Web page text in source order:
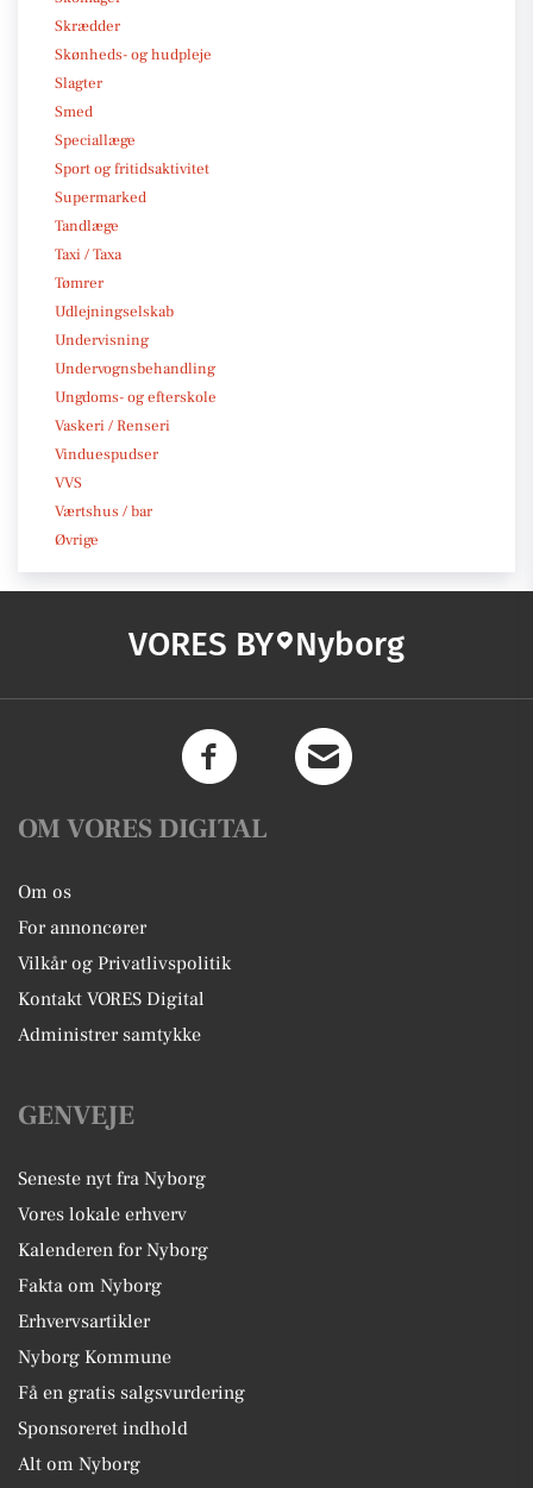
Skrædder
Skønheds- og hudpleje
Slagter
Smed
Speciallæge
Sport og fritidsaktivitet
Supermarked
Tandlæge
Taxi / Taxa
Tømrer
Udlejningselskab
Undervisning
Undervognsbehandling
Ungdoms- og efterskole
Vaskeri / Renseri
Vinduespudser
VVS
Værtshus / bar
Øvrige
VORES BY Nyborg
OM VORES DIGITAL
Om os
For annoncører
Vilkår og Privatlivspolitik
Kontakt VORES Digital
Administrer samtykke
GENVEJE
Seneste nyt fra Nyborg
Vores lokale erhverv
Kalenderen for Nyborg
Fakta om Nyborg
Erhvervsartikler
Nyborg Kommune
Få en gratis salgsvurdering
Sponsoreret indhold
Alt om Nyborg